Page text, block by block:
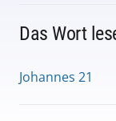
Das Wort
Johannes 21